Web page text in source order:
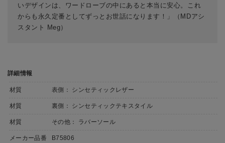
いデザインは、ワードローブの中にあると本当に安心。これ
からも永久定番としてずっとお世話になります！」（MDアシ
スタント Meg）
詳細情報
材質 表側： シンセティックレザー
材質 裏側： シンセティックテキスタイル
材質 その他： ラバーソール
メーカー品番 B75806